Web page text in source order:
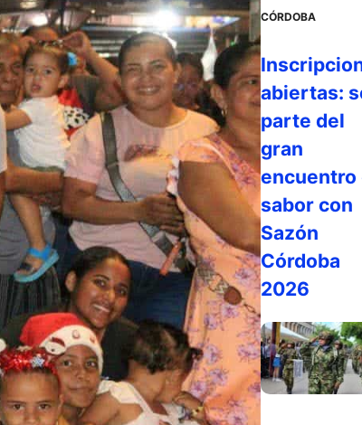
CÓRDOBA
abiertas:
parte del
gran
encuentro
sabor con
Sazón
Córdoba
2026